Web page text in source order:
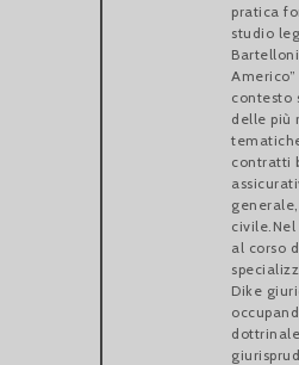
pratica
studio
contesto
delle più
contratti
al corso
Dike